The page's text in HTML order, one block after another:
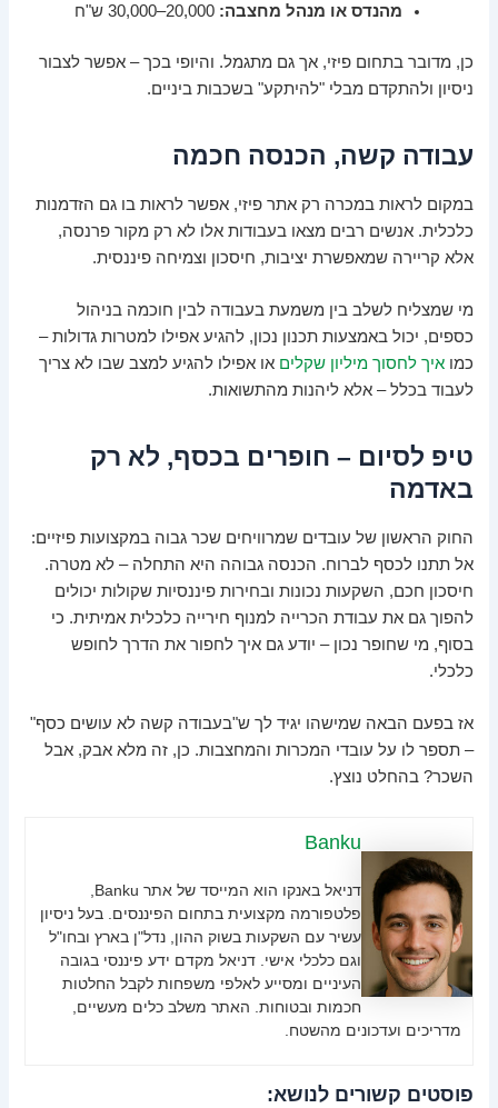
מהנדס או מנהל מחצבה: 20,000–30,000 ש"ח
כן, מדובר בתחום פיזי, אך גם מתגמל. והיופי בכך – אפשר לצבור
ניסיון ולהתקדם מבלי "להיתקע" בשכבות ביניים.
עבודה קשה, הכנסה חכמה
במקום לראות במכרה רק אתר פיזי, אפשר לראות בו גם הזדמנות
כלכלית. אנשים רבים מצאו בעבודות אלו לא רק מקור פרנסה,
אלא קריירה שמאפשרת יציבות, חיסכון וצמיחה פיננסית.
מי שמצליח לשלב בין משמעת בעבודה לבין חוכמה בניהול
כספים, יכול באמצעות תכנון נכון, להגיע אפילו למטרות גדולות –
כמואיך לחסוך מיליון שקלים או אפילו להגיע למצב שבו לא צריך
לעבוד בכלל – אלא ליהנות מהתשואות.
טיפ לסיום – חופרים בכסף, לא רק
באדמה
החוק הראשון של עובדים שמרוויחים שכר גבוה במקצועות פיזיים:
אל תתנו לכסף לברוח. הכנסה גבוהה היא התחלה – לא מטרה.
חיסכון חכם, השקעות נכונות ובחירות פיננסיות שקולות יכולים
להפוך גם את עבודת הכרייה למנוף חירייה כלכלית אמיתית. כי
בסוף, מי שחופר נכון – יודע גם איך לחפור את הדרך לחופש
כלכלי.
אז בפעם הבאה שמישהו יגיד לך ש"בעבודה קשה לא עושים כסף"
– תספר לו על עובדי המכרות והמחצבות. כן, זה מלא אבק, אבל
השכר? בהחלט נוצץ.
Banku
פלטפורמה מקצועית בתחום הפיננסים. בעל ניסיון
עשיר עם השקעות בשוק ההון, נדל"ן בארץ ובחו"ל
וגם כלכלי אישי. דניאל מקדם ידע פיננסי בגובה
העיניים ומסייע לאלפי משפחות לקבל החלטות
חכמות ובטוחות. האתר משלב כלים מעשיים,
מדריכים ועדכונים מהשטח.
פוסטים קשורים לנושא: